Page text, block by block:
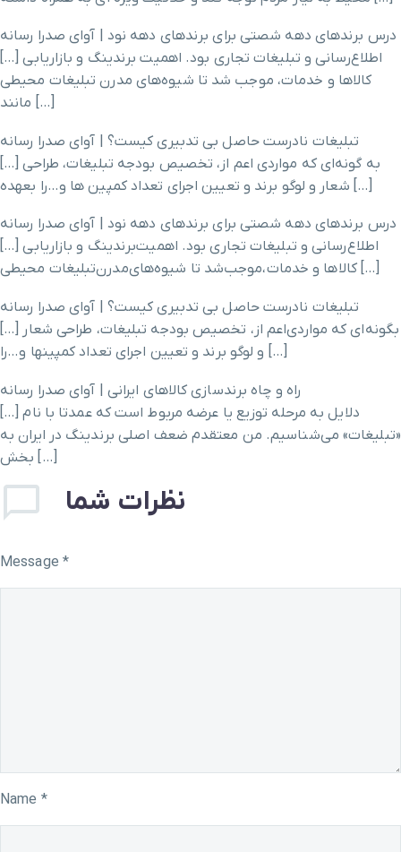
درس برندهای دهه شصتی برای برندهای دهه نود | آوای صدرا رسانه
[…] اطلاع‌رسانی و تبلیغات تجاری بود. اهمیت برندینگ و بازاریابی
کالاها و خدمات، موجب شد تا شیوه‌های مدرن تبلیغات محیطی
مانند […]
تبلیغات نادرست حاصل بی تدبیری کیست؟ | آوای صدرا رسانه
[…] به گونه‌ای که مواردی اعم از، تخصیص بودجه تبلیغات، طراحی
شعار و لوگو برند و تعیین اجرای تعداد کمپین ها و…را بعهده […]
درس برندهای دهه شصتی برای برندهای دهه نود | آوای صدرا رسانه
[…] اطلاع‌رسانی و تبلیغات تجاری بود. اهمیت‌برندینگ و بازاریابی
کالاها و خدمات،موجب‌شد تا شیوه‌های‌مدرن‌تبلیغات محیطی […]
تبلیغات نادرست حاصل بی تدبیری کیست؟ | آوای صدرا رسانه
[…] بگونه‌ای که مواردی‌اعم از، تخصیص بودجه تبلیغات، طراحی شعار
و لوگو برند و تعیین اجرای تعداد کمپینها و…را […]
راه و چاه برندسازی کالاهای ایرانی | آوای صدرا رسانه
[…] دلایل به مرحله توزیع یا عرضه مربوط است که عمدتا با نام
«تبلیغات» می‌شناسیم. من معتقدم ضعف اصلی برندینگ در ایران به
بخش […]
نظرات شما
Message *
Name *